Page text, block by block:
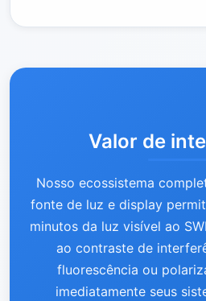
Valor de
Nosso ecossistema
fonte de luz e display
minutos da luz visível ao
ao contraste de
fluorescência ou
imediatamente seus